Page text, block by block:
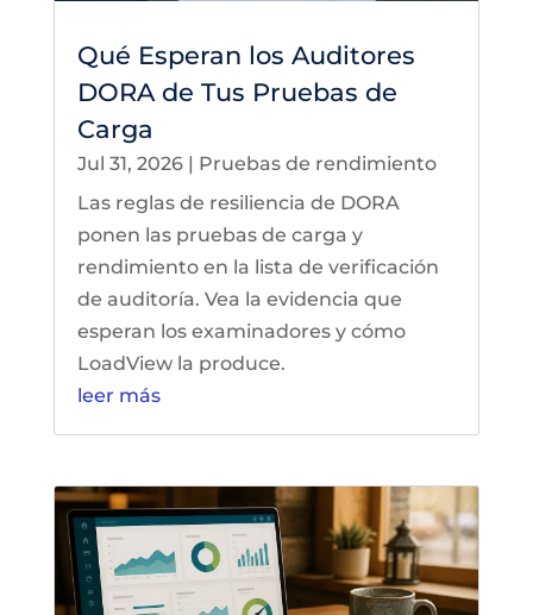
Qué Esperan los Auditores
DORA de Tus Pruebas de
Carga
Jul 31, 2026| Pruebas de rendimiento
Las reglas de resiliencia de DORA
ponen las pruebas de carga y
rendimiento en la lista de verificación
de auditoría. Vea la evidencia que
esperan los examinadores y cómo
LoadView la produce.
leer más